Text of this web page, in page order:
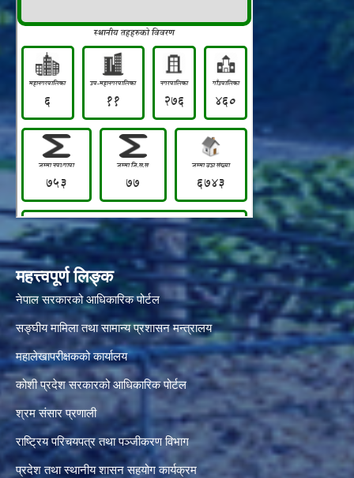
महत्त्वपूर्ण लिङ्क
नेपाल सरकारको आधिकारिक पोर्टल
सङ्‍घीय मामिला तथा सामान्य प्रशासन मन्त्रालय
महालेखापरीक्षकको कार्यालय
कोशी प्रदेश सरकारको आधिकारिक पोर्टल
श्रम संसार प्रणाली
राष्ट्रिय परिचयपत्र तथा पञ्जीकरण विभाग
प्रदेश तथा स्थानीय शासन सहयोग कार्यक्रम